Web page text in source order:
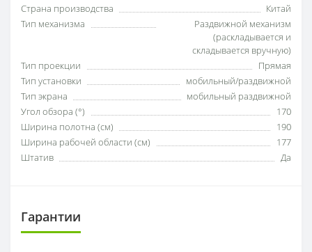
Страна производства
Китай
Тип механизма
Раздвижной механизм
(раскладывается и
складывается вручную)
Тип проекции
Прямая
Тип установки
мобильный/раздвижной
Тип экрана
мобильный раздвижной
Угол обзора (°)
170
Ширина полотна (см)
190
Ширина рабочей области (см)
177
Штатив
Да
Гарантии